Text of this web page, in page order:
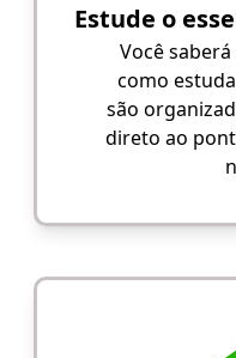
Estude o
Você
como
são
direto ao